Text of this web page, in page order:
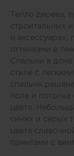
Тепло дерева,
строительных
и аксессуарах,
оттенками в
Спальни в
стиле с
спальня решена
пола и потолка
цвета.
синих и серых
цвета
принтами с